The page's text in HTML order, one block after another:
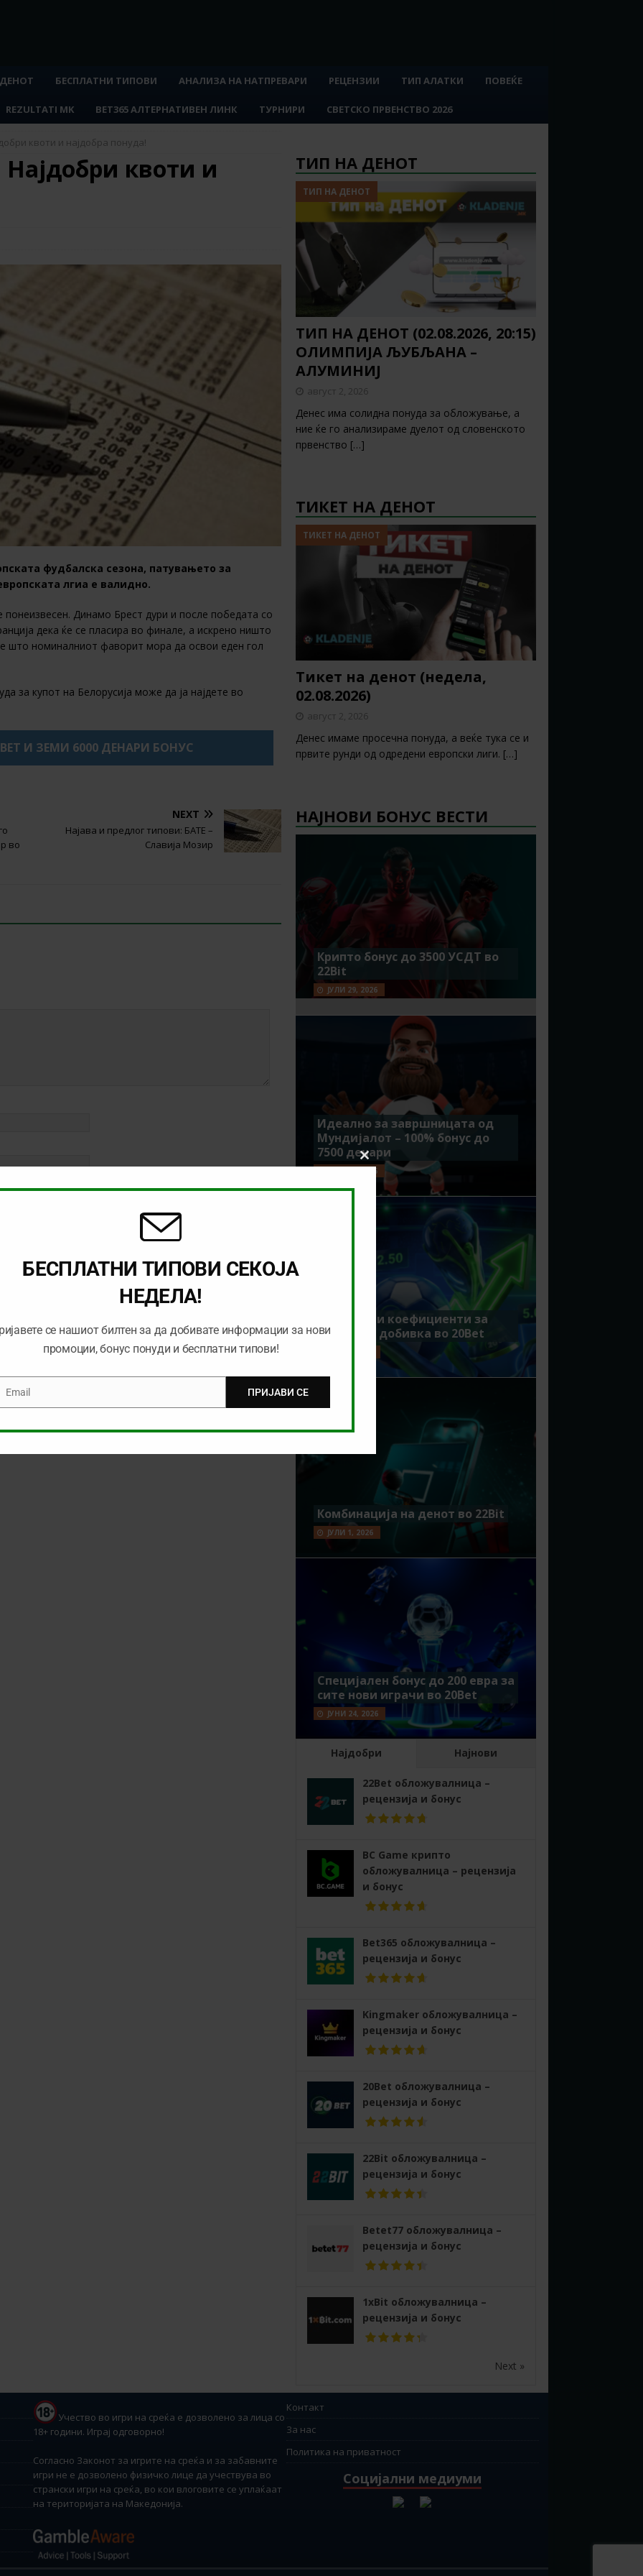
БЕСПЛАТНИ ТИПОВИ АНАЛИЗА НА НАТПРЕВАРИ РЕЦЕНЗИИ ТИП АЛАТКИ ПОВЕЌЕ
REZULTATI MK BET365 АЛТЕРНАТИВЕН ЛИНК ТУРНИРИ СВЕТСКО ПРВЕНСТВО 2026
квоти и најдобра понуда!
Најдобри квоти и
фудбалска сезона, патувањето за
лгиа е валидно.
понеизвесен. Динамо Брест дури и после победата со
дека ќе се пласира во финале, a искрено ништо
што номиналниот фаворит мора да освои еден гол
за купот на Белорусија може да ја најдете во
И ЗЕМИ 6000 ДЕНАРИ БОНУС
во
NEXT
Најава и предлог типови: БАТЕ –
Славија Мозир
for the next time I comment.
ТИП НА ДЕНОТ
ТИП НА ДЕНОТ
ТИП НА ДЕНОТ (02.08.2026, 20:15)
ОЛИМПИЈА ЉУБЉАНА –
АЛУМИНИЈ
август 2, 2026
Денес има солидна понуда за обложување, а
ние ќе го анализираме дуелот од словенското
првенство […]
ТИКЕТ НА ДЕНОТ
ТИКЕТ НА ДЕНОТ
Тикет на денот (недела,
02.08.2026)
август 2, 2026
Денес имаме просечна понуда, а веќе тука се и
првите рунди од одредени европски лиги. […]
НАЈНОВИ БОНУС ВЕСТИ
Крипто бонус до 3500 УСДТ во
22Bit
ЈУЛИ 29, 2026
Идеално за завршницата од
Мундијалот – 100% бонус до
7500 денари
ЈУЛИ 15, 2026
Зголемени коефициенти за
поголема добивка во 20Bet
Комбинација на денот во 22Bit
ЈУЛИ 1, 2026
Специјален бонус до 200 евра за
сите нови играчи во 20Bet
ЈУНИ 24, 2026
Најдобри Најнови
22Bet обложувалница –
рецензија и бонус
BC Game крипто
обложувалница – рецензија
и бонус
Bet365 обложувалница –
рецензија и бонус
Kingmaker обложувалница –
рецензија и бонус
20Bet обложувалница –
рецензија и бонус
22Bit обложувалница –
рецензија и бонус
Betet77 обложувалница –
рецензија и бонус
1xBit обложувалница –
рецензија и бонус
Next »
Учество во игри на среќа е дозволено за лица со
18+ години. Играј одговорно!
Согласно Законот за игрите на среќа и за забавните
игри не е дозволено физичко лице да учествува во
странски игри на среќа, во кои влоговите се уплаќаат
на територијата на Македонија.
Контакт
За нас
Политика на приватност
Социјални медиуми
Close
this
БЕСПЛАТНИ ТИПОВИ СЕКОЈА
НЕДЕЛА!
се нашиот билтен за да добивате информации за нови
промоции, бонус понуди и бесплатни типови!
Email ПРИЈАВИ СЕ